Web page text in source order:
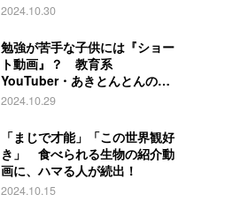
2024.10.30
勉強が苦手な子供には『ショー
ト動画』？ 教育系
YouTuber・あきとんとんの戦
略とは
2024.10.29
「まじで才能」「この世界観好
き」 食べられる生物の紹介動
画に、ハマる人が続出！
2024.10.15